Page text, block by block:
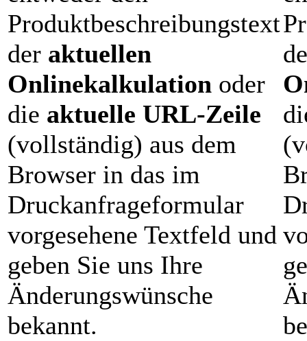
Produktbeschreibungstext
der aktuellen
Onlinekalkulation oder
die aktuelle URL-Zeile
(vollständig) aus dem
Browser in das im
Druckanfrageformular
vorgesehene Textfeld und
geben Sie uns Ihre
Änderungswünsche
bekannt.